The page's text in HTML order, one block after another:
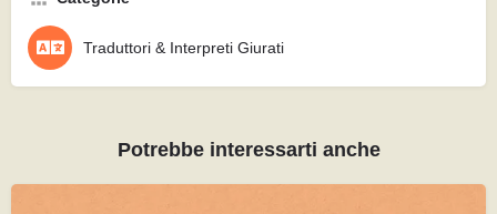
Traduttori & Interpreti Giurati
Potrebbe interessarti anche